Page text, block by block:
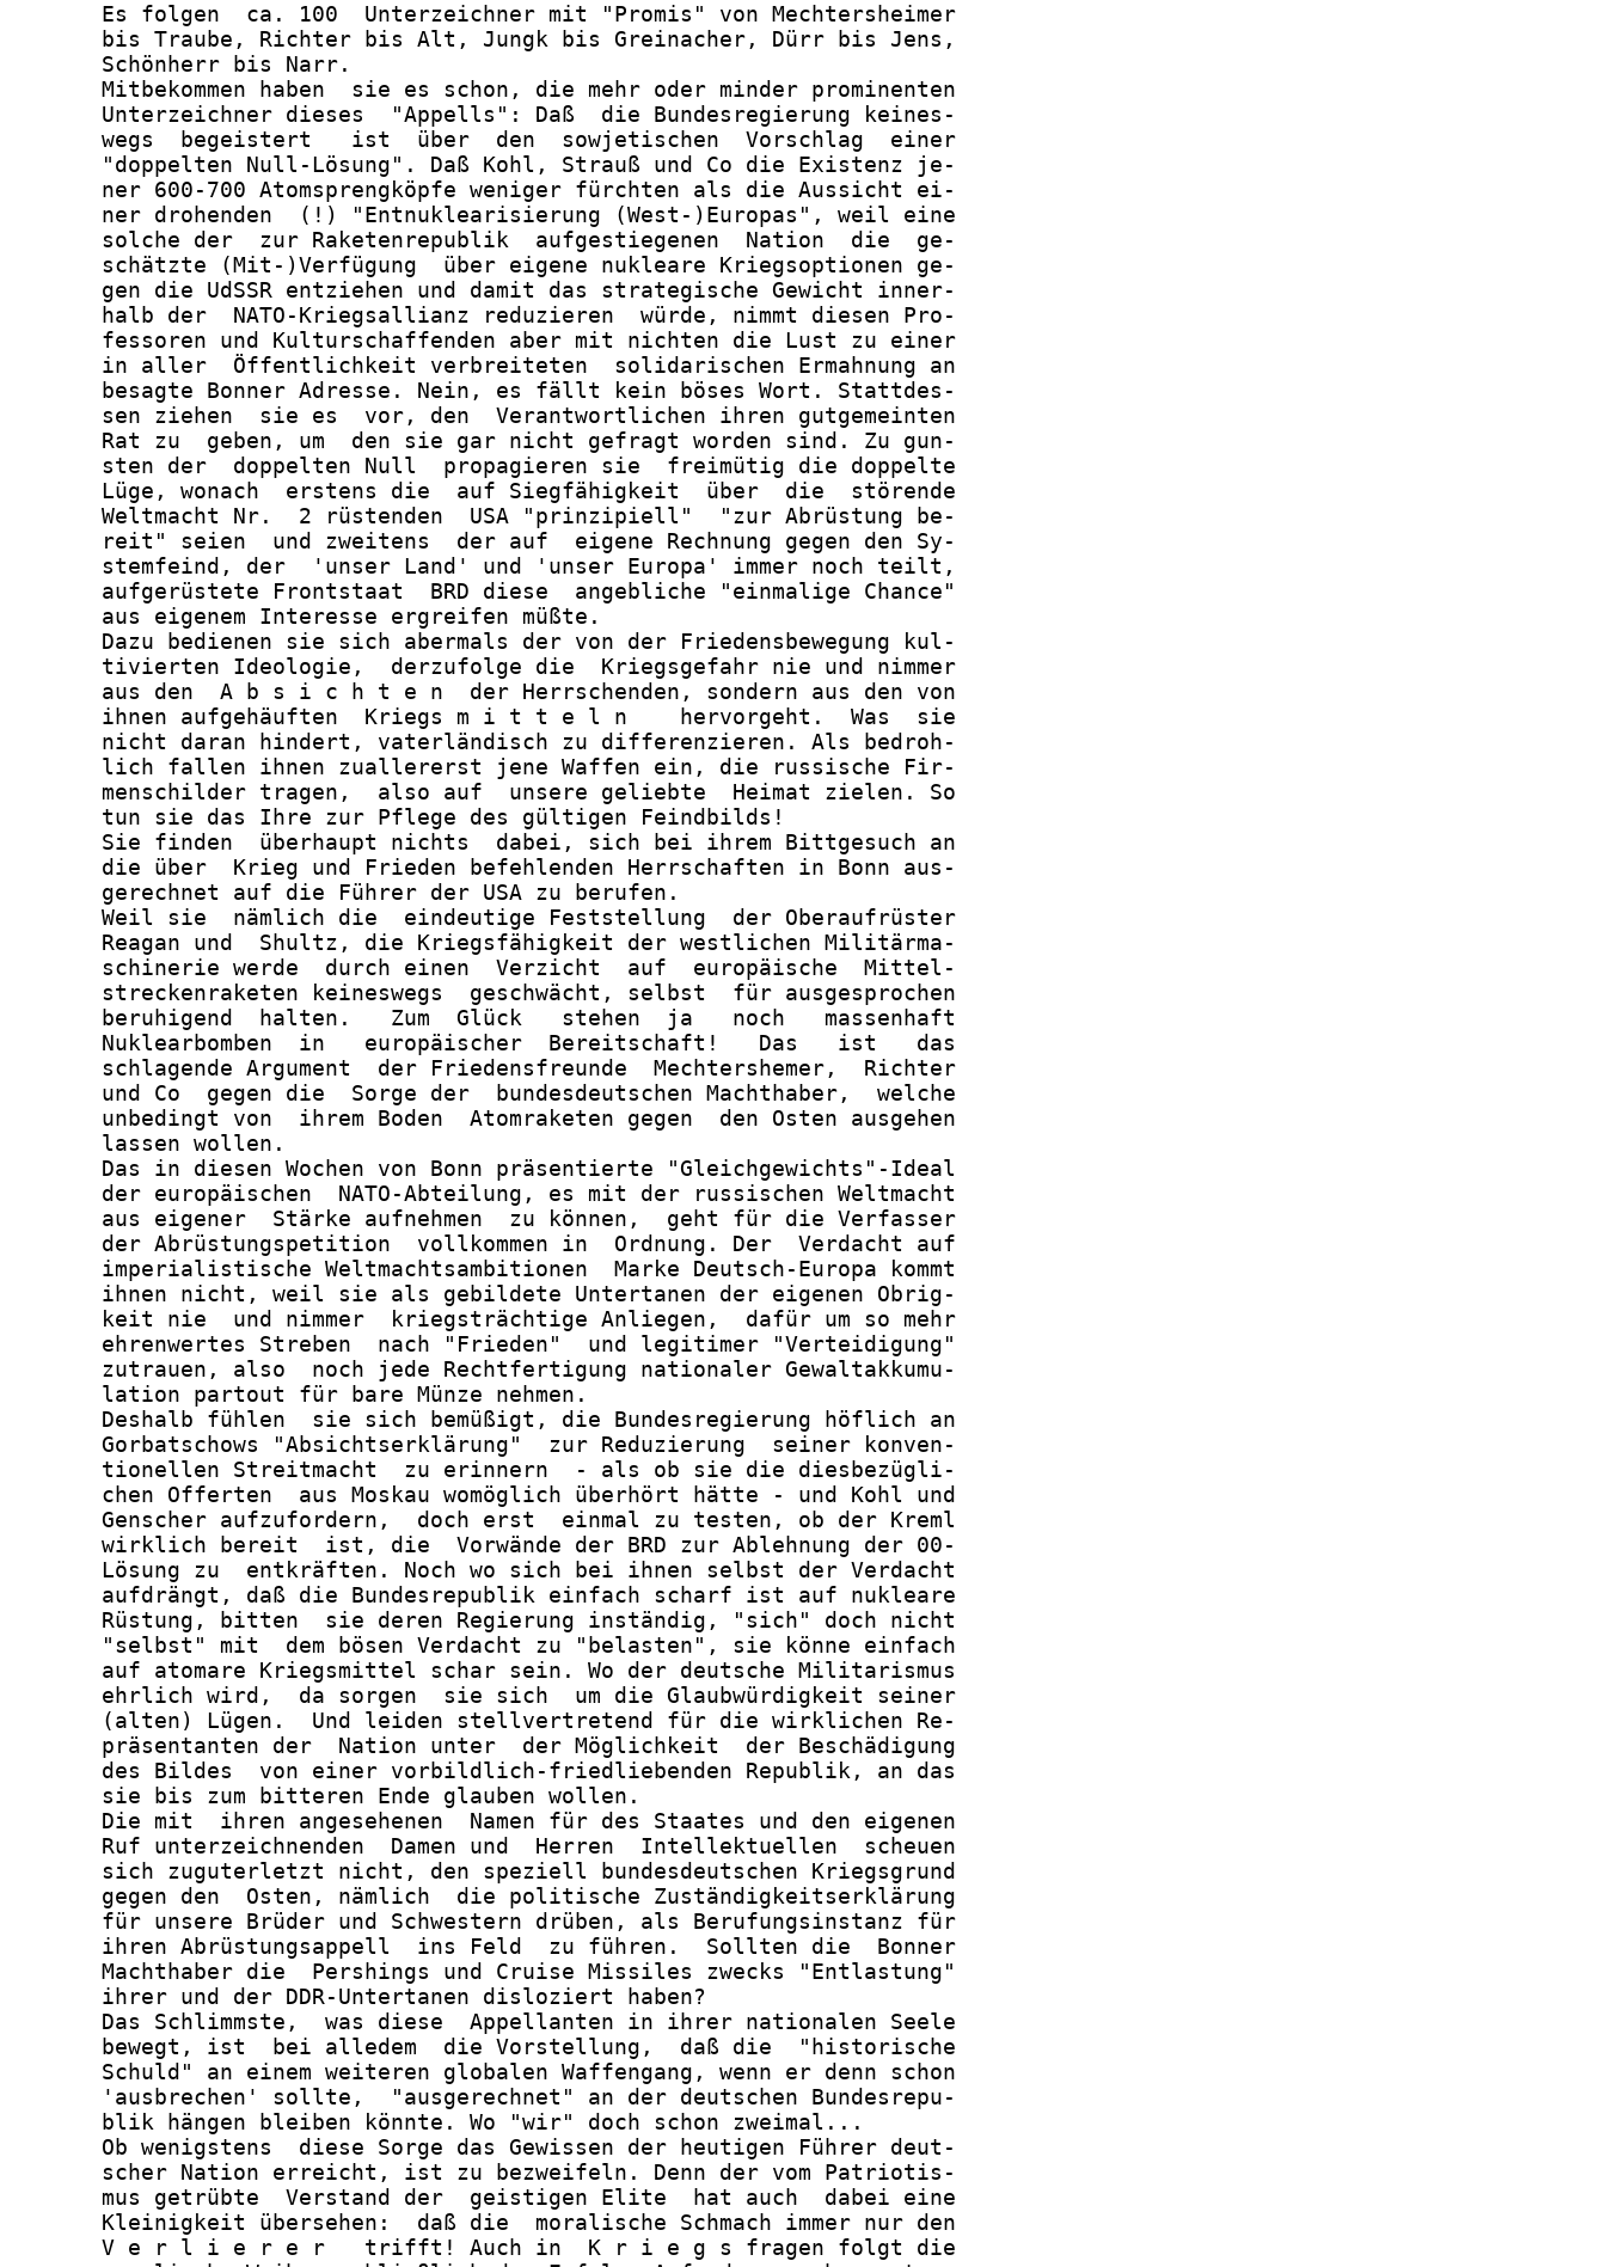
       Es folgen  ca. 100  Unterzeichner mit "Promis" von Mechtersheimer
       bis Traube, Richter bis Alt, Jungk bis Greinacher, Dürr bis Jens,
       Schönherr bis Narr.
       Mitbekommen haben  sie es schon, die mehr oder minder prominenten
       Unterzeichner dieses  "Appells": Daß  die Bundesregierung keines-
       wegs  begeistert   ist  über  den  sowjetischen  Vorschlag  einer
       "doppelten Null-Lösung". Daß Kohl, Strauß und Co die Existenz je-
       ner 600-700 Atomsprengköpfe weniger fürchten als die Aussicht ei-
       ner drohenden  (!) "Entnuklearisierung (West-)Europas", weil eine
       solche der  zur Raketenrepublik  aufgestiegenen  Nation  die  ge-
       schätzte (Mit-)Verfügung  über eigene nukleare Kriegsoptionen ge-
       gen die UdSSR entziehen und damit das strategische Gewicht inner-
       halb der  NATO-Kriegsallianz reduzieren  würde, nimmt diesen Pro-
       fessoren und Kulturschaffenden aber mit nichten die Lust zu einer
       in aller  Öffentlichkeit verbreiteten  solidarischen Ermahnung an
       besagte Bonner Adresse. Nein, es fällt kein böses Wort. Stattdes-
       sen ziehen  sie es  vor, den  Verantwortlichen ihren gutgemeinten
       Rat zu  geben, um  den sie gar nicht gefragt worden sind. Zu gun-
       sten der  doppelten Null  propagieren sie  freimütig die doppelte
       Lüge, wonach  erstens die  auf Siegfähigkeit  über  die  störende
       Weltmacht Nr.  2 rüstenden  USA "prinzipiell"  "zur Abrüstung be-
       reit" seien  und zweitens  der auf  eigene Rechnung gegen den Sy-
       stemfeind, der  'unser Land' und 'unser Europa' immer noch teilt,
       aufgerüstete Frontstaat  BRD diese  angebliche "einmalige Chance"
       aus eigenem Interesse ergreifen müßte.
       Dazu bedienen sie sich abermals der von der Friedensbewegung kul-
       tivierten Ideologie,  derzufolge die  Kriegsgefahr nie und nimmer
       aus den  A b s i c h t e n  der Herrschenden, sondern aus den von
       ihnen aufgehäuften  Kriegs m i t t e l n    hervorgeht.  Was  sie
       nicht daran hindert, vaterländisch zu differenzieren. Als bedroh-
       lich fallen ihnen zuallererst jene Waffen ein, die russische Fir-
       menschilder tragen,  also auf  unsere geliebte  Heimat zielen. So
       tun sie das Ihre zur Pflege des gültigen Feindbilds!
       Sie finden  überhaupt nichts  dabei, sich bei ihrem Bittgesuch an
       die über  Krieg und Frieden befehlenden Herrschaften in Bonn aus-
       gerechnet auf die Führer der USA zu berufen.
       Weil sie  nämlich die  eindeutige Feststellung  der Oberaufrüster
       Reagan und  Shultz, die Kriegsfähigkeit der westlichen Militärma-
       schinerie werde  durch einen  Verzicht  auf  europäische  Mittel-
       streckenraketen keineswegs  geschwächt, selbst  für ausgesprochen
       beruhigend  halten.   Zum  Glück   stehen  ja   noch   massenhaft
       Nuklearbomben  in   europäischer  Bereitschaft!   Das   ist   das
       schlagende Argument  der Friedensfreunde  Mechtershemer,  Richter
       und Co  gegen die  Sorge der  bundesdeutschen Machthaber,  welche
       unbedingt von  ihrem Boden  Atomraketen gegen  den Osten ausgehen
       lassen wollen.
       Das in diesen Wochen von Bonn präsentierte "Gleichgewichts"-Ideal
       der europäischen  NATO-Abteilung, es mit der russischen Weltmacht
       aus eigener  Stärke aufnehmen  zu können,  geht für die Verfasser
       der Abrüstungspetition  vollkommen in  Ordnung. Der  Verdacht auf
       imperialistische Weltmachtsambitionen  Marke Deutsch-Europa kommt
       ihnen nicht, weil sie als gebildete Untertanen der eigenen Obrig-
       keit nie  und nimmer  kriegsträchtige Anliegen,  dafür um so mehr
       ehrenwertes Streben  nach "Frieden"  und legitimer "Verteidigung"
       zutrauen, also  noch jede Rechtfertigung nationaler Gewaltakkumu-
       lation partout für bare Münze nehmen.
       Deshalb fühlen  sie sich bemüßigt, die Bundesregierung höflich an
       Gorbatschows "Absichtserklärung"  zur Reduzierung  seiner konven-
       tionellen Streitmacht  zu erinnern  - als ob sie die diesbezügli-
       chen Offerten  aus Moskau womöglich überhört hätte - und Kohl und
       Genscher aufzufordern,  doch erst  einmal zu testen, ob der Kreml
       wirklich bereit  ist, die  Vorwände der BRD zur Ablehnung der 00-
       Lösung zu  entkräften. Noch wo sich bei ihnen selbst der Verdacht
       aufdrängt, daß die Bundesrepublik einfach scharf ist auf nukleare
       Rüstung, bitten  sie deren Regierung inständig, "sich" doch nicht
       "selbst" mit  dem bösen Verdacht zu "belasten", sie könne einfach
       auf atomare Kriegsmittel schar sein. Wo der deutsche Militarismus
       ehrlich wird,  da sorgen  sie sich  um die Glaubwürdigkeit seiner
       (alten) Lügen.  Und leiden stellvertretend für die wirklichen Re-
       präsentanten der  Nation unter  der Möglichkeit  der Beschädigung
       des Bildes  von einer vorbildlich-friedliebenden Republik, an das
       sie bis zum bitteren Ende glauben wollen.
       Die mit  ihren angesehenen  Namen für des Staates und den eigenen
       Ruf unterzeichnenden  Damen und  Herren  Intellektuellen  scheuen
       sich zuguterletzt nicht, den speziell bundesdeutschen Kriegsgrund
       gegen den  Osten, nämlich  die politische Zuständigkeitserklärung
       für unsere Brüder und Schwestern drüben, als Berufungsinstanz für
       ihren Abrüstungsappell  ins Feld  zu führen.  Sollten die  Bonner
       Machthaber die  Pershings und Cruise Missiles zwecks "Entlastung"
       ihrer und der DDR-Untertanen disloziert haben?
       Das Schlimmste,  was diese  Appellanten in ihrer nationalen Seele
       bewegt, ist  bei alledem  die Vorstellung,  daß die  "historische
       Schuld" an einem weiteren globalen Waffengang, wenn er denn schon
       'ausbrechen' sollte,  "ausgerechnet" an der deutschen Bundesrepu-
       blik hängen bleiben könnte. Wo "wir" doch schon zweimal...
       Ob wenigstens  diese Sorge das Gewissen der heutigen Führer deut-
       scher Nation erreicht, ist zu bezweifeln. Denn der vom Patriotis-
       mus getrübte  Verstand der  geistigen Elite  hat auch  dabei eine
       Kleinigkeit übersehen:  daß die  moralische Schmach immer nur den
       V e r l i e r e r   trifft! Auch in  K r i e g s fragen folgt die